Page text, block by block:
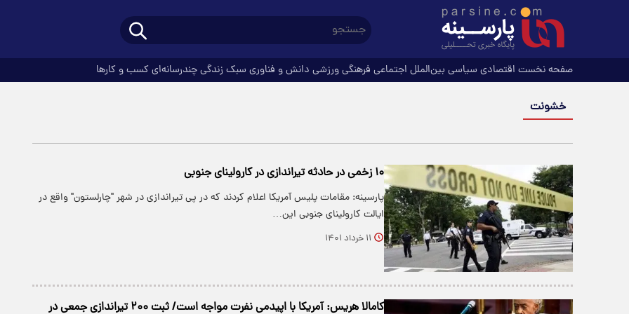
صفحه نخست اقتصادی سیاسی بین‌الملل اجتماعی فرهنگیورزشی دانش و فناوری سبک زندگیچندرسانه‌ای کسب و کارها
خشونت
۱۰ زخمی در حادثه تیراندازی در کارولینای جنوبی
پارسینه: مقامات پلیس آمریکا اعلام کردند که در پی تیراندازی در شهر "چارلستون" واقع در
ایالت کارولینای جنوبی این…
۱۱ خرداد ۱۴۰۱
کامالا هریس: آمریکا با اپیدمی نفرت مواجه است/ ثبت ۲۰۰ تیراندازی جمعی در